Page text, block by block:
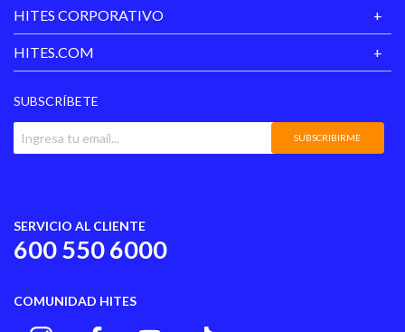
HITES CORPORATIVO
HITES.COM
SUBSCRÍBETE
SUBSCRIBIRME
SERVICIO AL CLIENTE
600 550 6000
COMUNIDAD HITES